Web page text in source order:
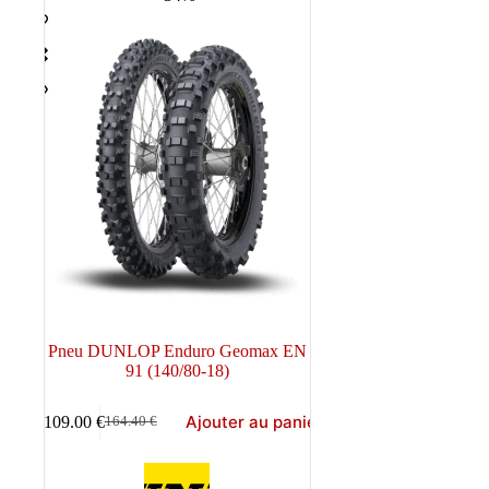
Pneu DUNLOP Enduro Geomax EN
91 (140/80-18)
164.40€
Le
109.00 €Le
Ajouter au panier